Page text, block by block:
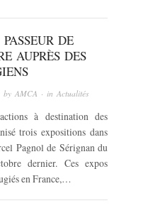
DE
AUPRÈS DES
byAMCA · inActualités
à destination des
trois expositions dans
Pagnol de Sérignan du
dernier. Ces expos
en France,…